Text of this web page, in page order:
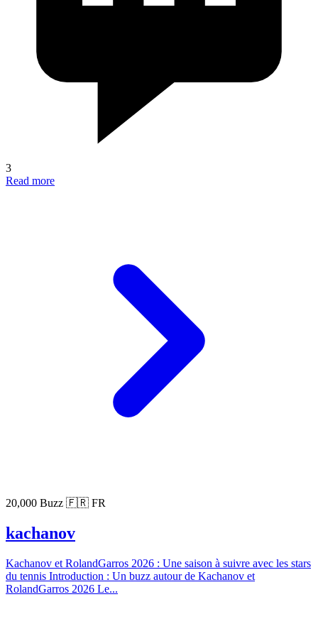
3
Read more
20,000 Buzz 🇫🇷 FR
kachanov
Kachanov et RolandGarros 2026 : Une saison à suivre avec les stars
du tennis Introduction : Un buzz autour de Kachanov et
RolandGarros 2026 Le...